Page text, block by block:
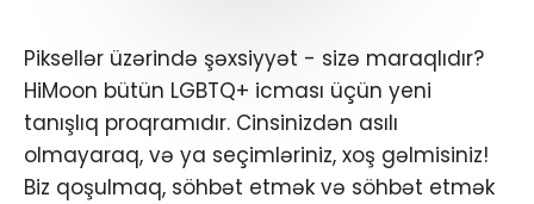
Piksellər üzərində şəxsiyyət - sizə maraqlıdır?
HiMoon bütün LGBTQ+ icması üçün yeni
tanışlıq proqramıdır. Cinsinizdən asılı
olmayaraq, və ya seçimləriniz, xoş gəlmisiniz!
Biz qoşulmaq, söhbət etmək və söhbət etmək